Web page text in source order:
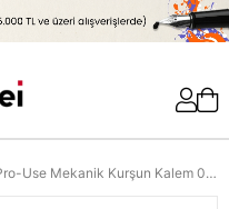
Platinum MSD-1500C Pro-Use Mekanik Kurşun Kalem 0,3 mm